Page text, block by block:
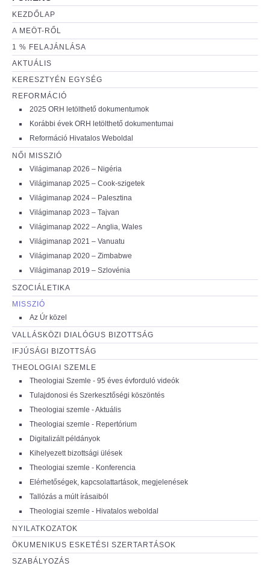
KEZDŐLAP
A MEÖT-RŐL
1 % FELAJÁNLÁSA
AKTUÁLIS
KERESZTYÉN EGYSÉG
REFORMÁCIÓ
2025 ORH letölthető dokumentumok
Korábbi évek ORH letölthető dokumentumai
Reformáció Hivatalos Weboldal
NŐI MISSZIÓ
Világimanap 2026 – Nigéria
Világimanap 2025 – Cook-szigetek
Világimanap 2024 – Palesztina
Világimanap 2023 – Tajvan
Világimanap 2022 – Anglia, Wales
Világimanap 2021 – Vanuatu
Világimanap 2020 – Zimbabwe
Világimanap 2019 – Szlovénia
SZOCIÁLETIKA
MISSZIÓ
Az Úr közel
VALLÁSKÖZI DIALÓGUS BIZOTTSÁG
IFJÚSÁGI BIZOTTSÁG
THEOLOGIAI SZEMLE
Theologiai Szemle - 95 éves évforduló videók
Tulajdonosi és Szerkesztőségi köszöntés
Theologiai szemle - Aktuális
Theologiai szemle - Repertórium
Digitalizált példányok
Kihelyezett bizottsági ülések
Theologiai szemle - Konferencia
Elérhetőségek, kapcsolattartások, megjelenések
Tallózás a múlt írásaiból
Theologiai szemle - Hivatalos weboldal
NYILATKOZATOK
ÖKUMENIKUS ESKETÉSI SZERTARTÁSOK
SZABÁLYOZÁS